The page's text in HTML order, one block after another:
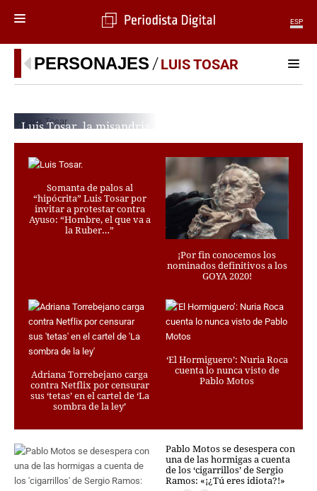
ESP
MENÚ
SECCIONES
MUNDO
PERIODISMO
ECONOMÍA
CIENCIA
TECNOLOGÍA
CULTURA
OTRAS WEBS
CRIMEN Y CASTIGO
MOTOR
RELIGION
TRAVELLERS
EXPERTOS
ESCAPARATE
24X7
PERSONAJES LUIS TOSAR
Luis Tosar, la misandria
cool, la impostura moral y
la sostiene
UNIONIS
Somanta de palos al
“hipócrita” Luis Tosar por
invitar a protestar contra
Ayuso: “Hombre, el que va a
la Ruber…”
¡Por fin conocemos los
nominados definitivos a los
GOYA 2020!
Adriana Torrebejano carga
contra Netflix por censurar
sus ‘tetas’ en el cartel de ‘La
sombra de la ley’
‘El Hormiguero’: Nuria Roca
cuenta lo nunca visto de
Pablo Motos
Pablo Motos se desespera con
una de las hormigas a cuenta
de los ‘cigarrillos’ de Sergio
Ramos: «¡¿Tú eres idiota?!»